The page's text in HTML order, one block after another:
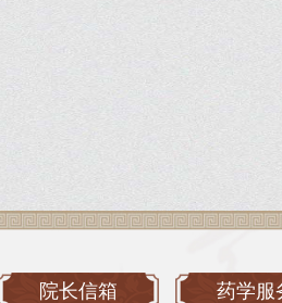
院长信箱 药学服